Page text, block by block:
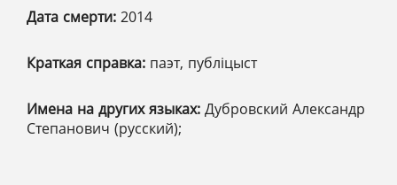
Дата смерти: 2014
Краткая справка: паэт, публіцыст
Имена на других языках: Дубровский Александр
Степанович (русский);